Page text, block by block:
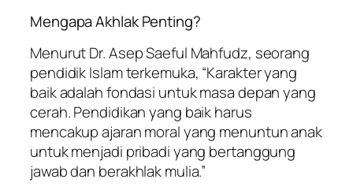
Mengapa Akhlak Penting?
Menurut Dr. Asep Saeful Mahfudz, seorang
pendidik Islam terkemuka, “Karakter yang
baik adalah fondasi untuk masa depan yang
cerah. Pendidikan yang baik harus
mencakup ajaran moral yang menuntun anak
untuk menjadi pribadi yang bertanggung
jawab dan berakhlak mulia.”